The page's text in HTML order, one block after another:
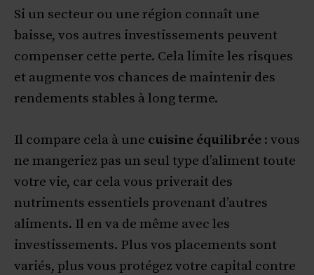
Si un secteur ou une région connaît une
baisse, vos autres investissements peuvent
compenser cette perte. Cela limite les risques
et augmente vos chances de maintenir des
rendements stables à long terme.
Il compare cela à une cuisine équilibrée : vous
ne mangeriez pas un seul type d’aliment toute
votre vie, car cela vous priverait des
nutriments essentiels provenant d’autres
aliments. Il en va de même avec les
investissements. Plus vos placements sont
variés, plus vous protégez votre capital contre